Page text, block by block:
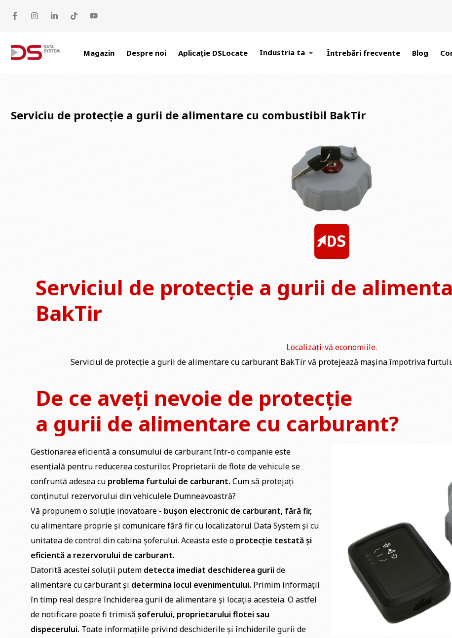
Magazin Despre noi Aplicație DSLocate Industria ta Întrebări frecvente Blog
Serviciu de protecție a gurii de alimentare cu combustibil BakTir
Serviciul de protecție a gurii de
BakTir
Localizați-vă economiile.
Serviciul de protecție a gurii de alimentare cu carburant BakTir vă protejează mașina împotriva
De ce aveți nevoie de protecție
a gurii de alimentare cu carburant?
Gestionarea eficientă a consumului de carburant într-o companie este
esențială pentru reducerea costurilor. Proprietarii de flote de vehicule se
confruntă adesea cu problema furtului de carburant. Cum să protejați
conținutul rezervorului din vehiculele Dumneavoastră?
Vă propunem o soluție inovatoare - bușon electronic de carburant, fără fir,
cu alimentare proprie și comunicare fără fir cu localizatorul Data System și cu
unitatea de control din cabina șoferului. Aceasta este o protecție testată și
eficientă a rezervorului de carburant.
Datorită acestei soluții putem detecta imediat deschiderea gurii de
alimentare cu carburant și determina locul evenimentului. Primim informații
în timp real despre închiderea gurii de alimentare și locația acesteia. O astfel
de notificare poate fi trimisă șoferului, proprietarului flotei sau
dispecerului. Toate informațiile privind deschiderile și închiderile gurii de